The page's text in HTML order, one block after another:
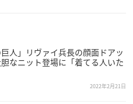
イズが嬉しい。
103mm
巨人」リヴァイ兵長の顔面ドアッ
なニット登場に「着てる人いた
2022年2月21日